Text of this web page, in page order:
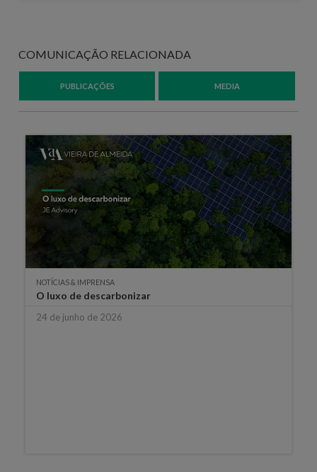
COMUNICAÇÃO RELACIONADA
PUBLICAÇÕES MEDIA
NOTÍCIAS & IMPRENSA
O luxo de descarbonizar
24 de junho de 2026